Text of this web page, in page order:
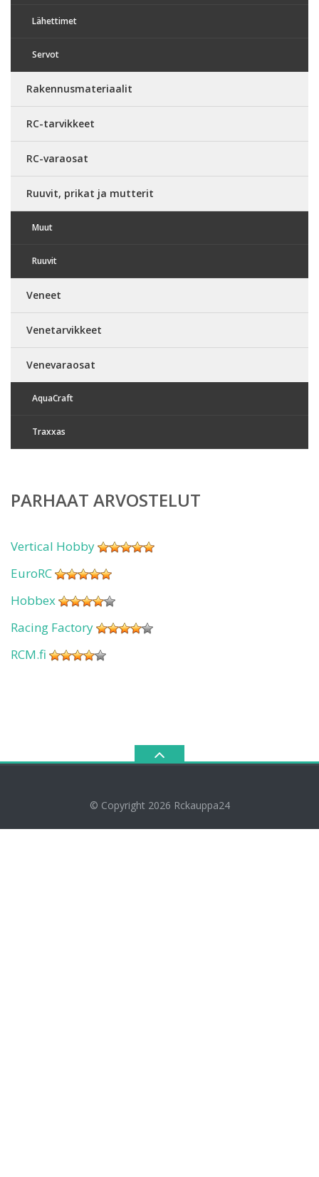
Lähettimet
Servot
Rakennusmateriaalit
RC-tarvikkeet
RC-varaosat
Ruuvit, prikat ja mutterit
Muut
Ruuvit
Veneet
Venetarvikkeet
Venevaraosat
AquaCraft
Traxxas
PARHAAT ARVOSTELUT
Vertical Hobby
EuroRC
Hobbex
Racing Factory
RCM.fi
© Copyright 2026 Rckauppa24